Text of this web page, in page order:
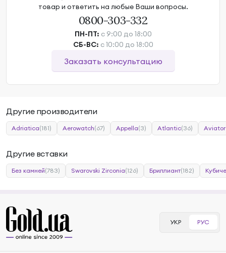
товар и ответить на любые Ваши вопросы.
0800-303-332
ПН-ПТ: с 9:00 до 18:00
СБ-ВС: с 10:00 до 18:00
Заказать консультацию
Другие производители
Adriatica(181) Aerowatch(67) Appella(3) Atlantic(36) Aviator
Другие вставки
Без камней(783) Swarovski Zirconia(126) Бриллиант(182)
УКР РУС